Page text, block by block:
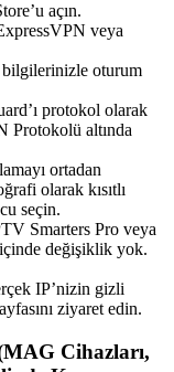
açın.
veya
oturum
protokol olarak
Protokolü altında
ortadan
olarak kısıtlı
seçin.
Smarters Pro veya
değişiklik yok.
IP’nizin gizli
ziyaret edin.
Cihazları,